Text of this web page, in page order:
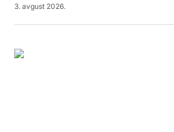
3. avgust 2026.